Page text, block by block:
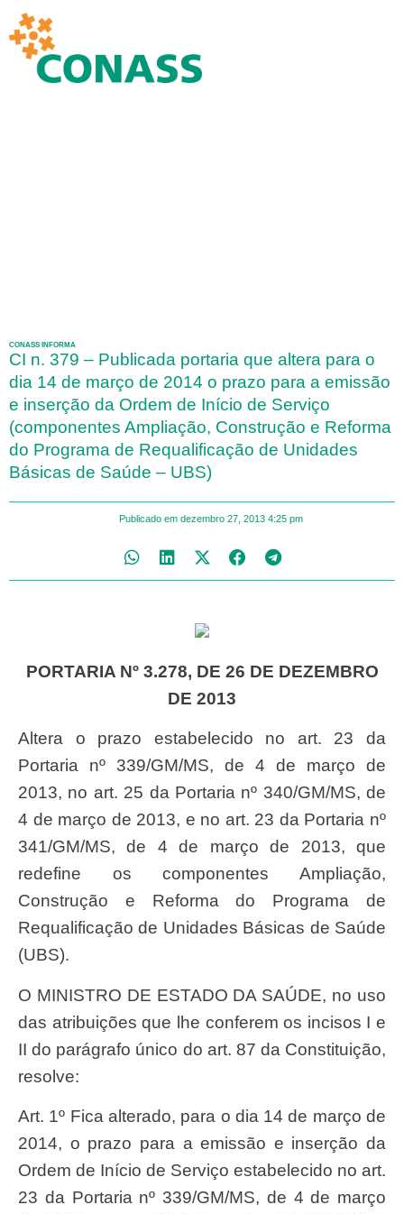
CONASS INFORMA
CI n. 379 – Publicada portaria que altera para o
dia 14 de março de 2014 o prazo para a emissão
e inserção da Ordem de Início de Serviço
(componentes Ampliação, Construção e Reforma
do Programa de Requalificação de Unidades
Básicas de Saúde – UBS)
Publicado em dezembro 27, 2013 4:25 pm
PORTARIA Nº 3.278, DE 26 DE DEZEMBRO
DE 2013
Altera o prazo estabelecido no art. 23 da
Portaria nº 339/GM/MS, de 4 de março de
2013, no art. 25 da Portaria nº 340/GM/MS, de
4 de março de 2013, e no art. 23 da Portaria nº
341/GM/MS, de 4 de março de 2013, que
redefine os componentes Ampliação,
Construção e Reforma do Programa de
Requalificação de Unidades Básicas de Saúde
(UBS).
O MINISTRO DE ESTADO DA SAÚDE, no uso
das atribuições que lhe conferem os incisos I e
II do parágrafo único do art. 87 da Constituição,
resolve:
Art. 1º Fica alterado, para o dia 14 de março de
2014, o prazo para a emissão e inserção da
Ordem de Início de Serviço estabelecido no art.
23 da Portaria nº 339/GM/MS, de 4 de março